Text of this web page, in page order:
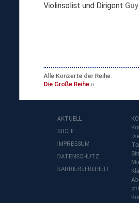
Violinsolist und Dirigent
Alle Konzerte der Reihe:
Die Große Reihe
AKTUELL
SUCHE
IMPRESSUM
DATENSCHUTZ
BARRIEREFREIHEIT